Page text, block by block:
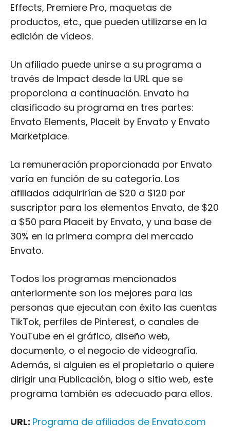
Effects, Premiere Pro, maquetas de
productos, etc., que pueden utilizarse en la
edición de vídeos.
Un afiliado puede unirse a su programa a
través de Impact desde la URL que se
proporciona a continuación. Envato ha
clasificado su programa en tres partes:
Envato Elements, Placeit by Envato y Envato
Marketplace.
La remuneración proporcionada por Envato
varía en función de su categoría. Los
afiliados adquirirían de $20 a $120 por
suscriptor para los elementos Envato, de $20
a $50 para Placeit by Envato, y una base de
30% en la primera compra del mercado
Envato.
Todos los programas mencionados
anteriormente son los mejores para las
personas que ejecutan con éxito las cuentas
TikTok, perfiles de Pinterest, o canales de
YouTube en el gráfico, diseño web,
documento, o el negocio de videografía.
Además, si alguien es el propietario o quiere
dirigir una Publicación, blog o sitio web, este
programa también es adecuado para ellos.
URL: Programa de afiliados de Envato.com